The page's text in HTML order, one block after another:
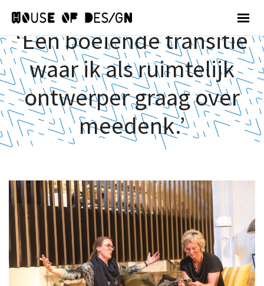
‘Een boeiende transitie
waar ik als ruimtelijk
ontwerper graag over
meedenk.’